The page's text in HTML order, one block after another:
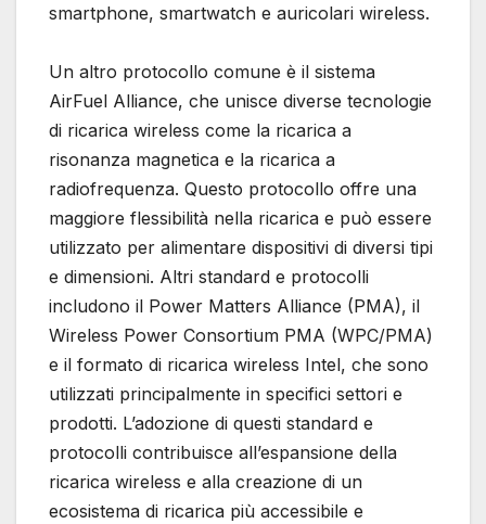
smartphone, smartwatch e auricolari wireless.
Un altro protocollo comune è il sistema
AirFuel Alliance, che unisce diverse tecnologie
di ricarica wireless come la ricarica a
risonanza magnetica e la ricarica a
radiofrequenza. Questo protocollo offre una
maggiore flessibilità nella ricarica e può essere
utilizzato per alimentare dispositivi di diversi tipi
e dimensioni. Altri standard e protocolli
includono il Power Matters Alliance (PMA), il
Wireless Power Consortium PMA (WPC/PMA)
e il formato di ricarica wireless Intel, che sono
utilizzati principalmente in specifici settori e
prodotti. L’adozione di questi standard e
protocolli contribuisce all’espansione della
ricarica wireless e alla creazione di un
ecosistema di ricarica più accessibile e